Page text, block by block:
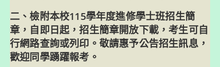
二、檢附本校115學年度進修學士班招生簡
章，自即日起，招生簡章開放下載，考生可自
行網路查詢或列印。敬請惠予公告招生訊息，
歡迎同學踴躍報考。